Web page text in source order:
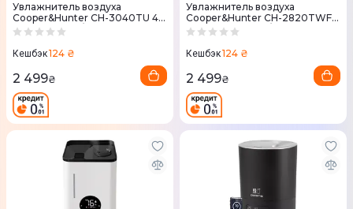
Увлажнитель воздуха
Cooper&Hunter CH-3040TU 40
м² 4 л 300 мл/г
Кешбэк124 ₴
2 499₴
Увлажнитель воздуха
Cooper&Hunter CH-2820TWF
30м2, 2л, 280мл/г
Кешбэк124 ₴
2 499₴